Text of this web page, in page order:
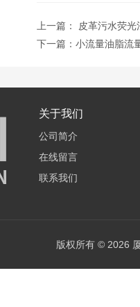
上一篇：
皮革污水荧
下一篇： 小流量油脂流
关于我们
公司简介
在线留言
联系我们
版权所有 © 2026